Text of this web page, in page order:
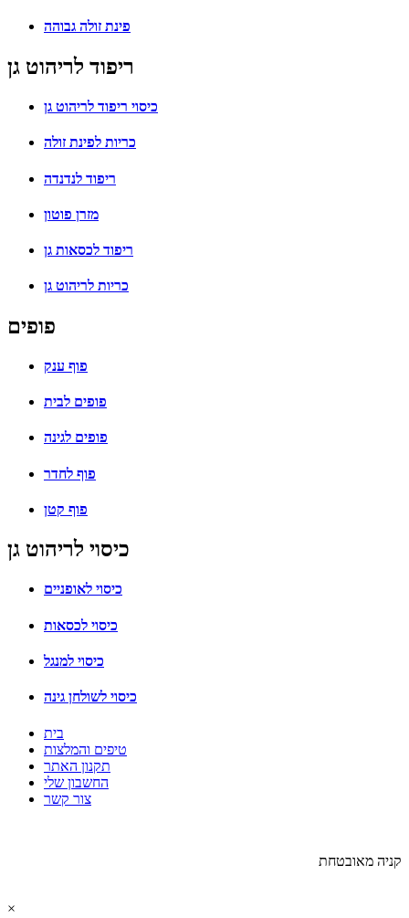
פינת זולה גבוהה
ריפוד לריהוט גן
כיסוי ריפוד לריהוט גן
כריות לפינת זולה
ריפוד לנדנדה
מזרן פוטון
ריפוד לכסאות גן
כריות לריהוט גן
פופים
פוף ענק
פופים לבית
פופים לגינה
פוף לחדר
פוף קטן
כיסוי לריהוט גן
כיסוי לאופניים
כיסוי לכסאות
כיסוי למנגל
כיסוי לשולחן גינה
בית
טיפים והמלצות
תקנון האתר
החשבון שלי
צור קשר
קניה מאובטחת
×